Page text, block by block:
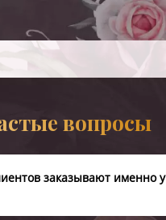
вопросы
заказывают именно у